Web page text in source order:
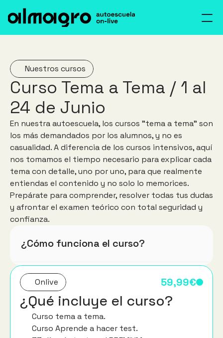
Nuestros cursos
Curso Tema a Tema / 1 al
24 de Junio
En nuestra autoescuela, los cursos "tema a tema" son
los más demandados por los alumnos, y no es
casualidad. A diferencia de los cursos intensivos, aquí
nos tomamos el tiempo necesario para explicar cada
tema con detalle, uno por uno, para que realmente
entiendas el contenido y no solo lo memorices.
Prepárate para comprender, resolver todas tus dudas
y afrontar el examen teórico con total seguridad y
confianza.
¿Cómo funciona el curso?
Onlive
  59,99€
¿Qué incluye el curso?
Curso tema a tema.
Curso Aprende a hacer test.
Inicio
Nosotros
Blog
Activar
Contacto
Contacto
Acceso alumnos Acceso al Foro